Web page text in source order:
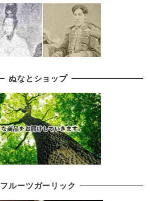
ぬなとショップ
フルーツガーリック